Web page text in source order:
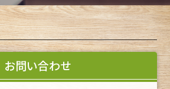
お問い合わせ